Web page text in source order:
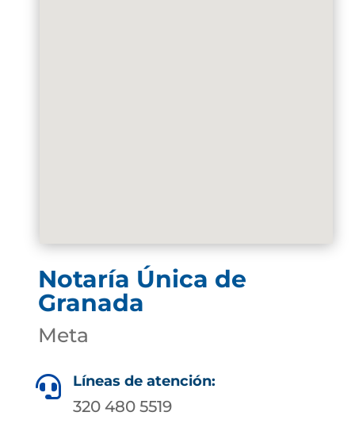
Notaría Única de
Granada
Meta
 Líneas de atención:
320 480 5519